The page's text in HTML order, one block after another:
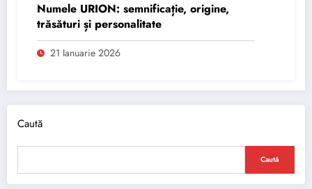
Numele URION: semnificație, origine,
trăsături și personalitate
21 Ianuarie 2026
Caută
Caută